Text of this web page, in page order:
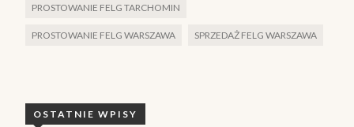
PROSTOWANIE FELG TARCHOMIN
PROSTOWANIE FELG WARSZAWA SPRZEDAŻ FELG WARSZAWA
OSTATNIE WPISY